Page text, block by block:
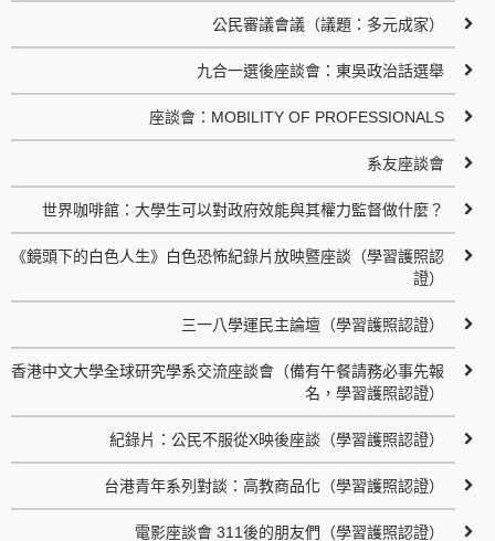
公民審議會議（議題：多元成家）
九合一選後座談會：東吳政治話選舉
座談會：MOBILITY OF PROFESSIONALS
系友座談會
世界咖啡館：大學生可以對政府效能與其權力監督做什麼？
《鏡頭下的白色人生》白色恐怖紀錄片放映暨座談（學習護照認
證）
三一八學運民主論壇（學習護照認證）
香港中文大學全球研究學系交流座談會（備有午餐請務必事先報
名，學習護照認證）
紀錄片：公民不服從X映後座談（學習護照認證）
台港青年系列對談：高教商品化（學習護照認證）
電影座談會 311後的朋友們（學習護照認證）